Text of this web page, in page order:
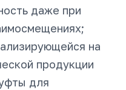
даже при
на
продукции
для